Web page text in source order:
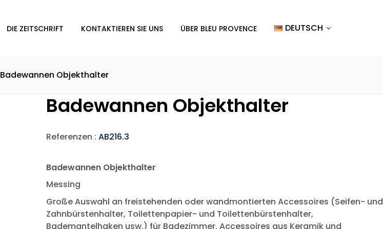
DIE ZEITSCHRIFT KONTAKTIEREN SIE UNS ÜBER BLEU PROVENCE DEUTSCH
Badewannen Objekthalter
Badewannen Objekthalter
Referenzen : AB216.3
Badewannen Objekthalter
Messing
Große Auswahl an freistehenden oder wandmontierten Accessoires (Seifen- und
Zahnbürstenhalter, Toilettenpapier- und Toilettenbürstenhalter,
Bademantelhaken usw.) für Badezimmer. Accessoires aus Keramik und